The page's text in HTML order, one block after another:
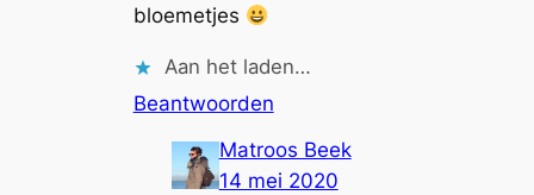
bloemetjes
Aan het laden…
Beantwoorden
Matroos Beek
14 mei 2020